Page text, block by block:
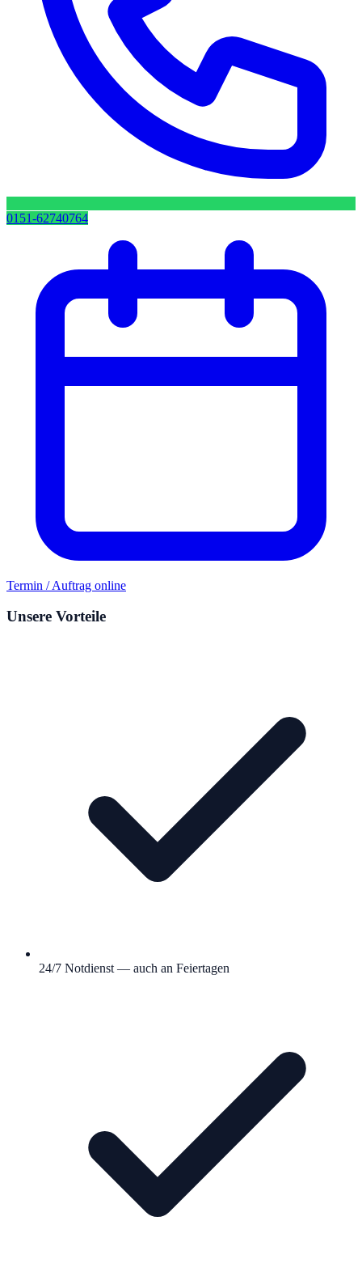
0151-62740764
Termin / Auftrag online
Unsere Vorteile
24/7 Notdienst — auch an Feiertagen